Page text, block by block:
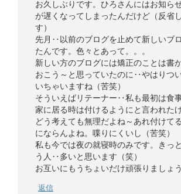
お久しぶりです。ひろさんにはお知ら
が遅くなってしまったんだけど（反省
す）
先月‥以前のブログを止めて新しいブ
たんです。色々とあって。。。
新しい方のブログには矯正のことは書
おこう～と思っていたのに‥やはりつ
いちゃいますね（苦笑）
そういえばリテーナー‥私も最初は食
家に居る時は付けるようにと言われたけ
どう考えても無理だよね～あれ付けて
にならんよね。喋りにくいし（苦笑）
私も今では夜の就寝時のみです。きっ
う人‥多いと思います（笑）
お互いにもうちょいだけ頑張りましょ
返信